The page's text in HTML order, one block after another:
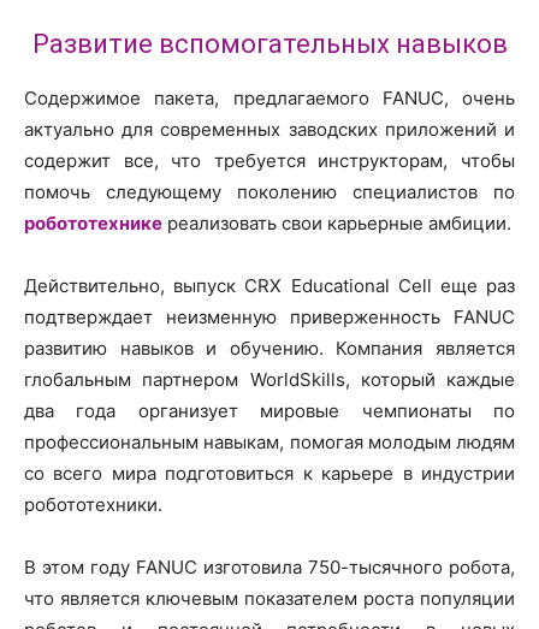
Развитие вспомогательных навыков
Содержимое пакета, предлагаемого FANUC, очень
актуально для современных заводских приложений и
содержит все, что требуется инструкторам, чтобы
помочь следующему поколению специалистов по
робототехнике реализовать свои карьерные амбиции.
Действительно, выпуск CRX Educational Cell еще раз
подтверждает неизменную приверженность FANUC
развитию навыков и обучению. Компания является
глобальным партнером WorldSkills, который каждые
два года организует мировые чемпионаты по
профессиональным навыкам, помогая молодым людям
со всего мира подготовиться к карьере в индустрии
робототехники.
В этом году FANUC изготовила 750-тысячного робота,
что является ключевым показателем роста популяции